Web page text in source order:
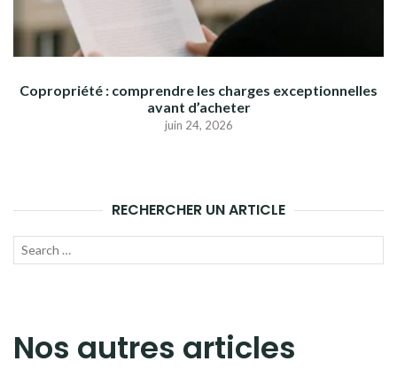
Copropriété : comprendre les charges exceptionnelles
avant d’acheter
juin 24, 2026
RECHERCHER UN ARTICLE
Recherche
Nos autres articles